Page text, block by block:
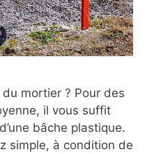
mortier ? Pour des
il vous suffit
bâche plastique.
simple, à condition de